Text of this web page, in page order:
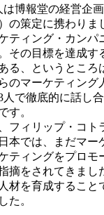
博報堂の経営企
の策定に携わりま
ティング・カンパ
その目標を達成す
る、というところ
のマーケティング
で徹底的に話し
す。
フィリップ・コト
本では、まだマー
ティングをプロモ
摘をされてきまし
材を育成すること
た。